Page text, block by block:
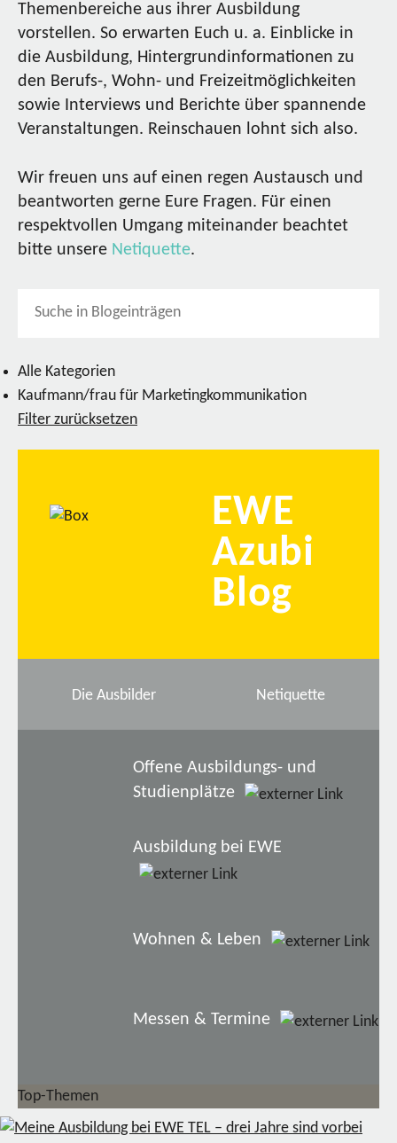
Themenbereiche aus ihrer Ausbildung
vorstellen. So erwarten Euch u. a. Einblicke in
die Ausbildung, Hintergrundinformationen zu
den Berufs-, Wohn- und Freizeitmöglichkeiten
sowie Interviews und Berichte über spannende
Veranstaltungen. Reinschauen lohnt sich also.
Wir freuen uns auf einen regen Austausch und
beantworten gerne Eure Fragen. Für einen
respektvollen Umgang miteinander beachtet
bitte unsere Netiquette.
Alle Kategorien
Kaufmann/frau für Marketingkommunikation
Filter zurücksetzen
EWE
Azubi
Blog
Die Ausbilder Netiquette
Offene Ausbildungs- und
Studienplätze
Ausbildung bei EWE
Wohnen & Leben
Messen & Termine
Top-Themen